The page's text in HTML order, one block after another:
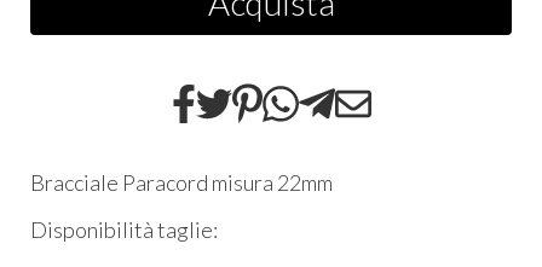
Bracciale Paracord misura 22mm
Disponibilità taglie: